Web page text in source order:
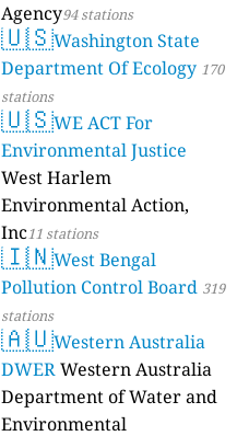
Agency94 stations
🇺🇸Washington State
Department Of Ecology 170
stations
🇺🇸WE ACT For
Environmental Justice
West Harlem
Environmental Action,
Inc11 stations
🇮🇳West Bengal
Pollution Control Board 319
stations
🇦🇺Western Australia
DWERWestern Australia
Department of Water and
Environmental